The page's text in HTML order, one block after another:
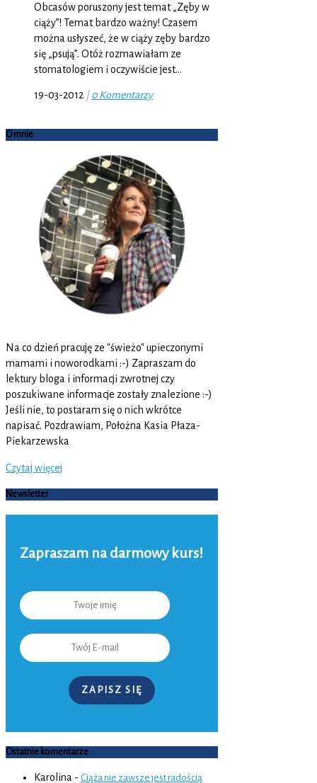
Obcasów poruszony jest temat „Zęby w
ciąży”! Temat bardzo ważny! Czasem
można usłyszeć, że w ciąży zęby bardzo
się „psują”. Otóż rozmawiałam ze
stomatologiem i oczywiście jest…
19-03-2012 |0 Komentarzy
O mnie
Na co dzień pracuję ze "świeżo" upieczonymi
mamami i noworodkami :-) Zapraszam do
lektury bloga i informacji zwrotnej czy
poszukiwane informacje zostały znalezione :-)
Jeśli nie, to postaram się o nich wkrótce
napisać. Pozdrawiam, Położna Kasia Płaza-
Piekarzewska
Czytaj więcej
Newsletter
Zapraszam na darmowy kurs!
ZAPISZ SIĘ
Ostatnie komentarze
Karolina - Ciąża nie zawsze jest radością